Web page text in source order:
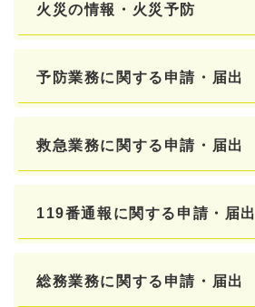
火災の情報・火災予防
予防業務に関する申請・届出
救急業務に関する申請・届出
119番通報に関する申請・届出
総務業務に関する申請・届出